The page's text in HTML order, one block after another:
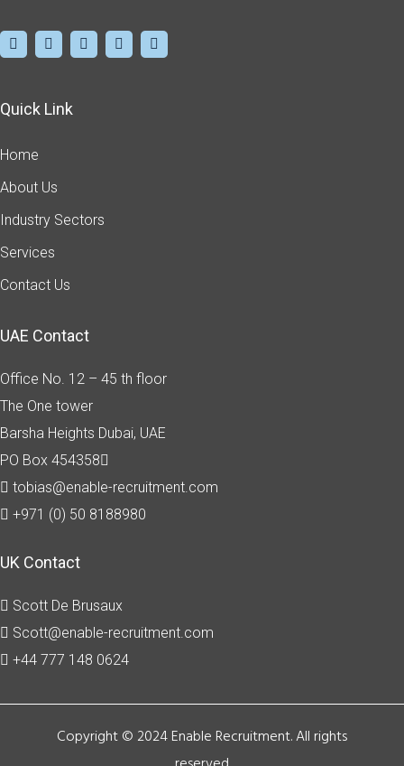
Quick Link
Home
About Us
Industry Sectors
Services
Contact Us
UAE Contact
Office No. 12 – 45 th floor
The One tower
Barsha Heights Dubai, UAE
PO Box 454358
tobias@enable-recruitment.com
+971 (0) 50 8188980
UK Contact
Scott De Brusaux
Scott@enable-recruitment.com
+44 777 148 0624
Copyright © 2024 Enable Recruitment. All rights